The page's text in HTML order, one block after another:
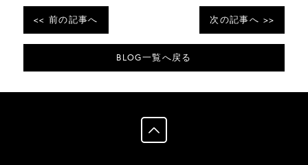
c
e
o
er
e
<< 前の記事へ 次の記事へ >>
BLOG一覧へ戻る